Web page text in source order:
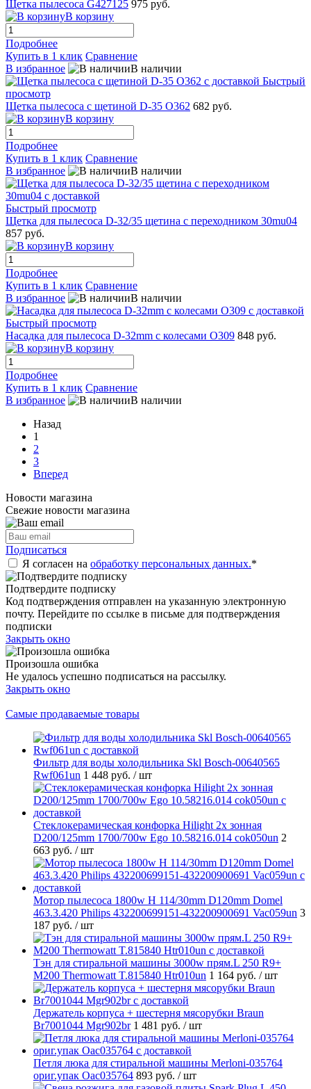
Щетка пылесоса G427125 975 руб.
В корзину
Подробнее
Купить в 1 клик Сравнение
В избранное
В наличии
Быстрый
просмотр
Щетка пылесоса с щетиной D-35 O362 682 руб.
В корзину
Подробнее
Купить в 1 клик Сравнение
В избранное
В наличии
Быстрый просмотр
Щетка для пылесоса D-32/35 щетина с переходником 30mu04
857 руб.
В корзину
Подробнее
Купить в 1 клик Сравнение
В избранное
В наличии
Быстрый просмотр
Насадка для пылесоса D-32mm с колесами O309 848 руб.
В корзину
Подробнее
Купить в 1 клик Сравнение
В избранное
В наличии
Назад
1
2
3
Вперед
Новости магазина
Свежие новости магазина
Подписаться
Я согласен на обработку персональных данных.*
Подтвердите подписку
Код подтверждения отправлен на указанную электронную
почту. Перейдите по ссылке в письме для подтверждения
подписки
Закрыть окно
Произошла ошибка
Не удалось успешно подписаться на рассылку.
Закрыть окно
Самые продаваемые товары
Фильтр для воды холодильника Skl Bosch-00640565
Rwf061un 1 448 руб. / шт
Стеклокерамическая конфорка Hilight 2х зонная
D200/125mm 1700/700w Ego 10.58216.014 cok050un 2
663 руб. / шт
Мотор пылесоса 1800w H 114/30mm D120mm Domel
463.3.420 Philips 432200699151-432200900691 Vac059un 3
187 руб. / шт
Тэн для стиральной машины 3000w прям.L 250 R9+
M200 Thermowatt T.815840 Htr010un 1 164 руб. / шт
Держатель корпуса + шестерня мясорубки Braun
Br7001044 Mgr902br 1 481 руб. / шт
Петля люка для стиральной машины Merloni-035764
ориг.упак Oac035764 893 руб. / шт